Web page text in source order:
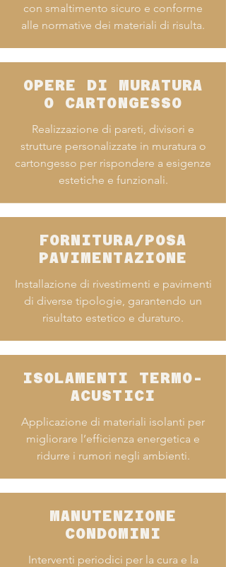
con smaltimento sicuro e conforme
alle normative dei materiali di risulta.
OPERE DI MURATURA
O CARTONGESSO
Realizzazione di pareti, divisori e
strutture personalizzate in muratura o
cartongesso per rispondere a esigenze
estetiche e funzionali.
FORNITURA/POSA
PAVIMENTAZIONE
Installazione di rivestimenti e pavimenti
di diverse tipologie, garantendo un
risultato estetico e duraturo.
ISOLAMENTI TERMO-
ACUSTICI
Applicazione di materiali isolanti per
migliorare l’efficienza energetica e
ridurre i rumori negli ambienti.
MANUTENZIONE
CONDOMINI
Interventi periodici per la cura e la